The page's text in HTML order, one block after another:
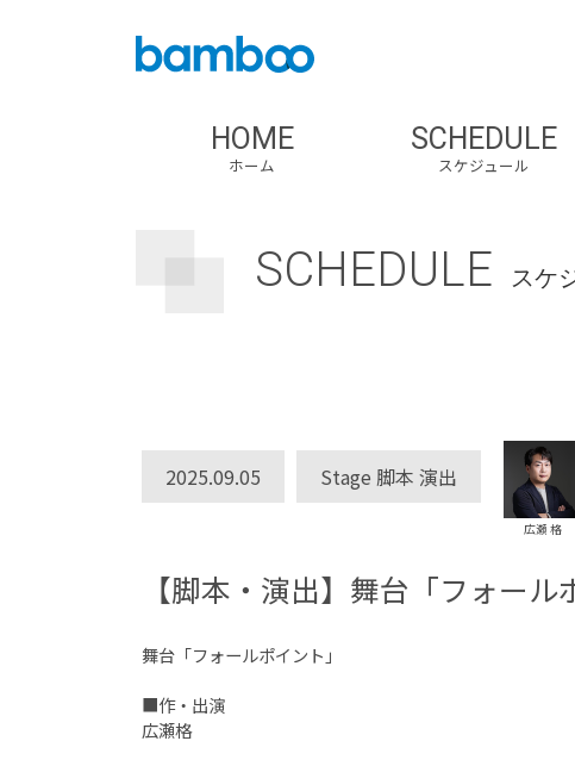
HOME
ホーム
SCHEDULE
スケジュール
SCHEDULE スケ
2025.09.05 Stage 脚本 演出
広瀬 格
【脚本・演出】舞台「フォール
舞台「フォールポイント」
■作・出演
広瀬格